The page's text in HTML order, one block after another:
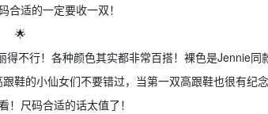
合适的一定要收一双！
🌟
得不行！各种颜色其实都非常百搭！裸色是Jennie同
鞋的小仙女们不要错过，当第一双高跟鞋也很有纪
！尺码合适的话太值了！